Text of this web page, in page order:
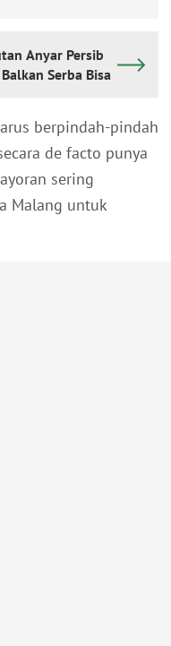
Anyar Persib
Serba Bisa
berpindah-pindah
de facto punya
sering
Malang untuk